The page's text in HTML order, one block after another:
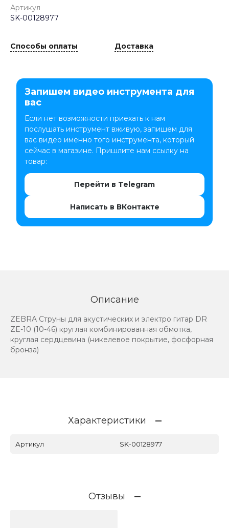
Артикул
SK-00128977
Способы оплаты Доставка
Запишем видео инструмента для
вас
Если нет возможности приехать к нам
послушать инструмент вживую, запишем для
вас видео именно того инструмента, который
сейчас в магазине. Пришлите нам ссылку на
товар:
Перейти в Telegram
Написать в ВКонтакте
Описание
ZEBRA Струны для акустических и электро гитар DR
ZE-10 (10-46) круглая комбинированная обмотка,
круглая сердцевина (никелевое покрытие, фосфорная
бронза)
Характеристики
Артикул SK-00128977
Отзывы